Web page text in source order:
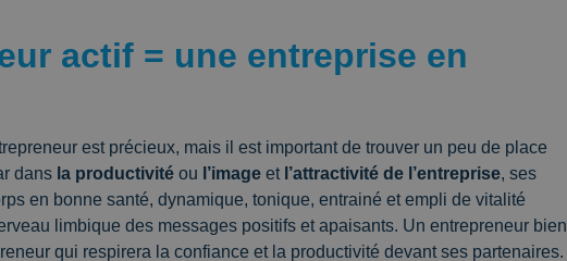
actif = une entreprise en
est précieux, mais il est important de trouver un peu de place
dans la productivité ou l’image et l’attractivité de l’entreprise, ses
en bonne santé, dynamique, tonique, entrainé et empli de vitalité
limbique des messages positifs et apaisants. Un entrepreneur bien
qui respirera la confiance et la productivité devant ses partenaires.